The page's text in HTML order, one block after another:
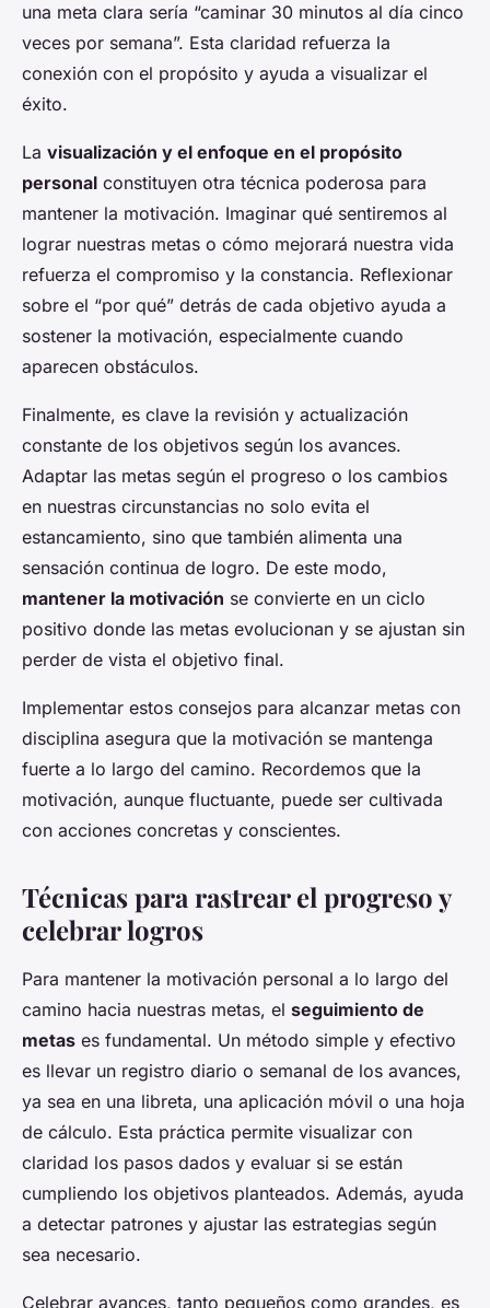
una meta clara sería “caminar 30 minutos al día cinco
veces por semana”. Esta claridad refuerza la
conexión con el propósito y ayuda a visualizar el
éxito.
La visualización y el enfoque en el propósito
personal constituyen otra técnica poderosa para
mantener la motivación. Imaginar qué sentiremos al
lograr nuestras metas o cómo mejorará nuestra vida
refuerza el compromiso y la constancia. Reflexionar
sobre el “por qué” detrás de cada objetivo ayuda a
sostener la motivación, especialmente cuando
aparecen obstáculos.
Finalmente, es clave la revisión y actualización
constante de los objetivos según los avances.
Adaptar las metas según el progreso o los cambios
en nuestras circunstancias no solo evita el
estancamiento, sino que también alimenta una
sensación continua de logro. De este modo,
mantener la motivación se convierte en un ciclo
positivo donde las metas evolucionan y se ajustan sin
perder de vista el objetivo final.
Implementar estos consejos para alcanzar metas con
disciplina asegura que la motivación se mantenga
fuerte a lo largo del camino. Recordemos que la
motivación, aunque fluctuante, puede ser cultivada
con acciones concretas y conscientes.
Técnicas para rastrear el progreso y
celebrar logros
Para mantener la motivación personal a lo largo del
camino hacia nuestras metas, el seguimiento de
metas es fundamental. Un método simple y efectivo
es llevar un registro diario o semanal de los avances,
ya sea en una libreta, una aplicación móvil o una hoja
de cálculo. Esta práctica permite visualizar con
claridad los pasos dados y evaluar si se están
cumpliendo los objetivos planteados. Además, ayuda
a detectar patrones y ajustar las estrategias según
sea necesario.
Celebrar avances, tanto pequeños como grandes, es